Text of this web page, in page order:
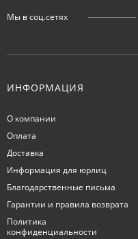
Мы в соц.сетях
ИНФОРМАЦИЯ
О компании
Оплата
Доставка
Информация для юрлиц
Благодарственные письма
Гарантии и правила возврата
Политика
конфиденциальности